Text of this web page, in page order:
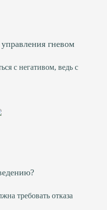
гневом
с негативом, ведь с
требовать отказа